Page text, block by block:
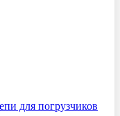
для погрузчиков